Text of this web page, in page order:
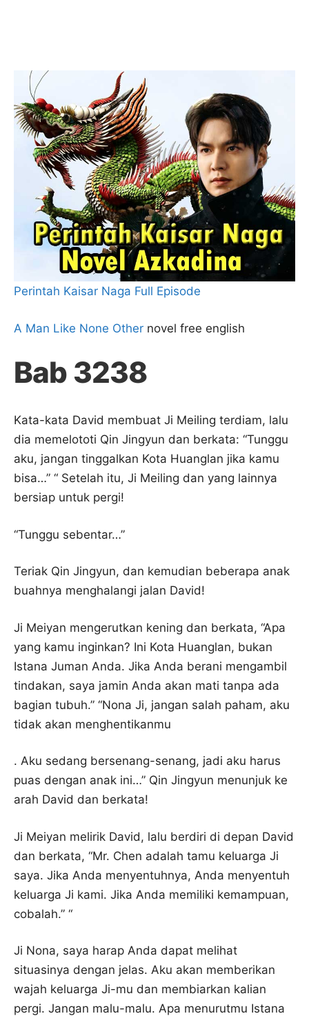
Perintah Kaisar Naga Full Episode
A Man Like None Other novel free english
Bab 3238
Kata-kata David membuat Ji Meiling terdiam, lalu
dia memelototi Qin Jingyun dan berkata: “Tunggu
aku, jangan tinggalkan Kota Huanglan jika kamu
bisa…” “ Setelah itu, Ji Meiling dan yang lainnya
bersiap untuk pergi!
“Tunggu sebentar…”
Teriak Qin Jingyun, dan kemudian beberapa anak
buahnya menghalangi jalan David!
Ji Meiyan mengerutkan kening dan berkata, “Apa
yang kamu inginkan? Ini Kota Huanglan, bukan
Istana Juman Anda. Jika Anda berani mengambil
tindakan, saya jamin Anda akan mati tanpa ada
bagian tubuh.” “Nona Ji, jangan salah paham, aku
tidak akan menghentikanmu
. Aku sedang bersenang-senang, jadi aku harus
puas dengan anak ini…” Qin Jingyun menunjuk ke
arah David dan berkata!
Ji Meiyan melirik David, lalu berdiri di depan David
dan berkata, “Mr. Chen adalah tamu keluarga Ji
saya. Jika Anda menyentuhnya, Anda menyentuh
keluarga Ji kami. Jika Anda memiliki kemampuan,
cobalah.” “
Ji Nona, saya harap Anda dapat melihat
situasinya dengan jelas. Aku akan memberikan
wajah keluarga Ji-mu dan membiarkan kalian
pergi. Jangan malu-malu. Apa menurutmu Istana